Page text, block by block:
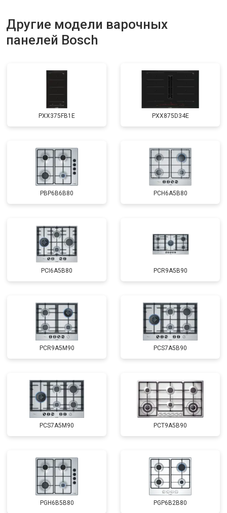
Другие модели варочных
панелей Bosch
PXX375FB1E PXX875D34E
PBP6B6B80 PCH6A5B80
PCI6A5B80 PCR9A5B90
PCR9A5M90 PCS7A5B90
PCS7A5M90 PCT9A5B90
PGH6B5B80 PGP6B2B80